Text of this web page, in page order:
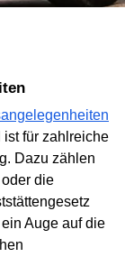
ist für zahlreiche
Dazu zählen
die
Auge auf die